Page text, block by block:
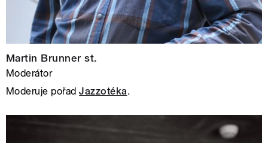
Martin Brunner st.
Moderátor
Moderuje pořadJazzotéka.